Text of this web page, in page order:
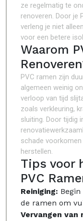
ze regelmatig te
renoveren. Door je
verleng je niet
voor een betere
Waarom
PVC ramen zijn
algemeen weinig
verloop van tijd
zoals verkleuring,
sluiting. Door tijdig
schade
herstellen.
Tips voor
PVC
Reiniging:
de ramen om
Vervangen van